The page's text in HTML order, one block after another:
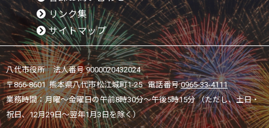
リンク集
サイトマップ
八代市役所 法人番号 9000020432024
〒866-8601 熊本県八代市松江城町1-25 電話番号:0965-33-4111
業務時間：月曜～金曜日の午前8時30分～午後5時15分 （ただし、土日・
祝日、12月29日～翌年1月3日を除く）